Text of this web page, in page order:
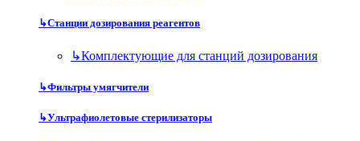
↳Станции дозирования реагентов
↳Комплектующие для станций дозирования
↳Фильтры умягчители
↳Ультрафиолетовые стерилизаторы